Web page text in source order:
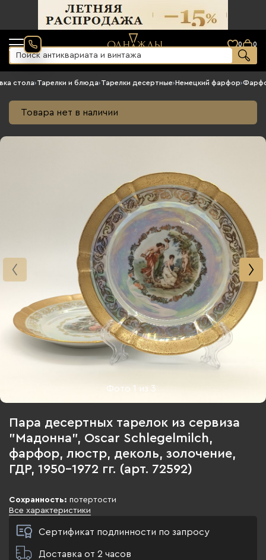
0 0
стола›Тарелки и блюда›Тарелки десертные›Немецкий фарфор›
Товара нет в наличии
Фото 1 из 3
Пара десертных тарелок из сервиза
"Мадонна", Oscar Schlegelmilch,
фарфор, люстр, деколь, золочение,
ГДР, 1950-1972 гг. (арт. 72592)
Сохранность: потертости
Все характеристики
Сертификат подлинности по запросу
Доставка от 2 часов